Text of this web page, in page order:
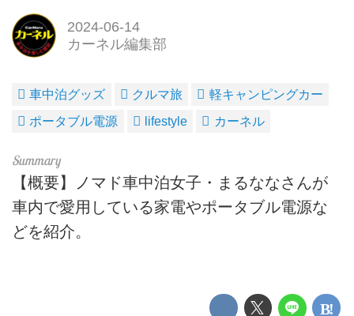
2024-06-14
カーネル編集部
車中泊グッズ クルマ旅
軽キャンピングカー
ポータブル電源
lifestyle カーネル
【概要】ノマド車中泊女子・まるななさんが
車内で愛用している家電やポータブル電源な
どを紹介。